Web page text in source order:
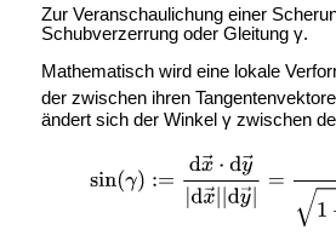
Zur Veranschaulichung einer
Schubverzerrung oder Gleitung γ.
Mathematisch wird eine lokale
der zwischen ihren
ändert sich der Winkel γ zwischen